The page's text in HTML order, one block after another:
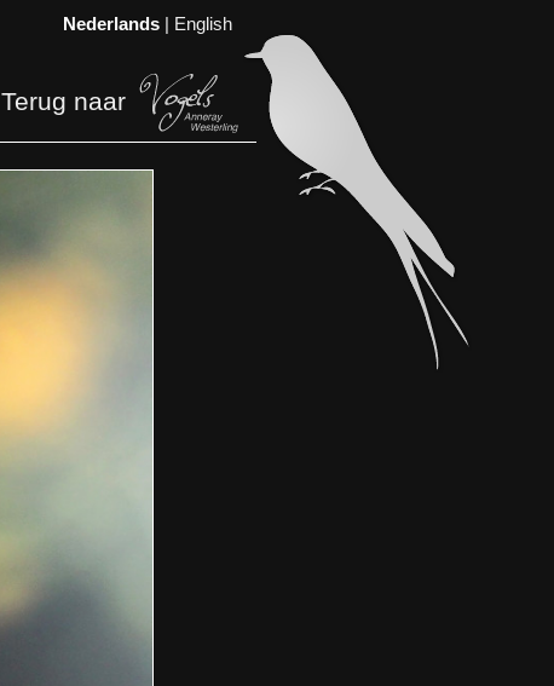
Nederlands | English
Terug naar